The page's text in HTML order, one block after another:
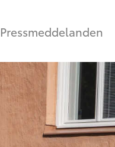
Pressmeddelanden